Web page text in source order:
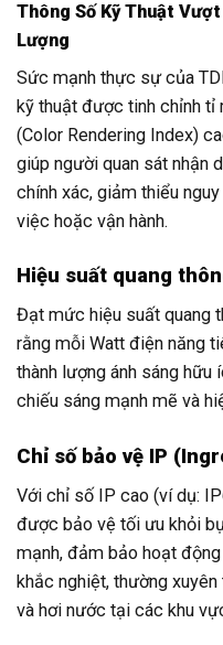
Thông Số Kỹ Thuật
Lượng
Sức mạnh thực sự của
kỹ thuật được tinh chỉnh tỉ
(Color Rendering Index)
giúp người quan sát nhận
chính xác, giảm thiểu
việc hoặc vận hành.
Hiệu suất quang
Đạt mức hiệu suất quang
rằng mỗi Watt điện năng
thành lượng ánh sáng hữu
chiếu sáng mạnh mẽ và
Chỉ số bảo vệ IP
Với chỉ số IP cao (ví dụ:
được bảo vệ tối ưu khỏi
mạnh, đảm bảo hoạt
khắc nghiệt, thường
và hơi nước tại các khu